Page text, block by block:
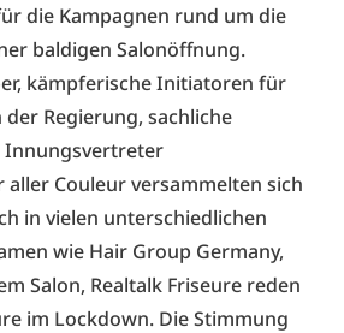
die Kampagnen rund um die
baldigen Salonöffnung.
kämpferische Initiatoren für
Regierung, sachliche
Innungsvertreter
Couleur versammelten sich
in vielen unterschiedlichen
wie Hair Group Germany,
Salon, Realtalk Friseure reden
im Lockdown. Die Stimmung